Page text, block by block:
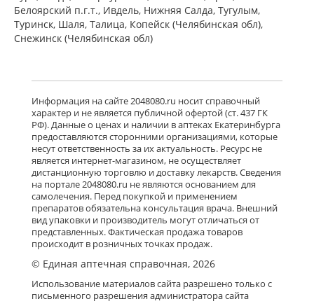
Показать ещё
Белоярский п.г.т., Ивдель, Нижняя Салда, Тугулым,
Туринск, Шаля, Талица, Копейск (Челябинская обл),
Снежинск (Челябинская обл)
Информация на сайте 2048080.ru носит справочный
характер и не является публичной офертой (ст. 437 ГК
РФ). Данные о ценах и наличии в аптеках Екатеринбурга
предоставляются сторонними организациями, которые
несут ответственность за их актуальность. Ресурс не
является интернет-магазином, не осуществляет
дистанционную торговлю и доставку лекарств. Сведения
на портале 2048080.ru не являются основанием для
самолечения. Перед покупкой и применением
препаратов обязательна консультация врача. Внешний
вид упаковки и производитель могут отличаться от
представленных. Фактическая продажа товаров
происходит в розничных точках продаж.
© Единая аптечная справочная, 2026
Использование материалов сайта разрешено только с
письменного разрешения администратора сайта